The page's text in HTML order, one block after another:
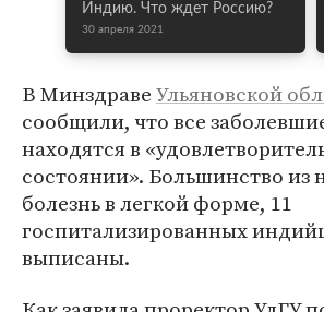
Индию. Что ждет Россию?
30 апреля 2021
В МинздравеУльяновской
сообщили, что все
находятся в
состоянии». Большинство из
болезнь в легкой форме, 11
госпитализированных
выписаны.